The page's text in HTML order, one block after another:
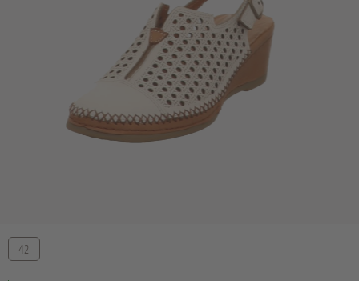
Größe
42